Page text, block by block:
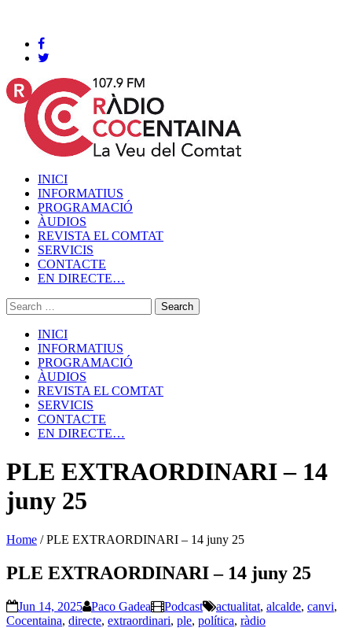
INICI
INFORMATIUS
PROGRAMACIÓ
ÀUDIOS
REVISTA EL COMTAT
SERVICIS
CONTACTE
EN DIRECTE…
INICI
INFORMATIUS
PROGRAMACIÓ
ÀUDIOS
REVISTA EL COMTAT
SERVICIS
CONTACTE
EN DIRECTE…
PLE EXTRAORDINARI – 14
juny 25
Home /PLE EXTRAORDINARI – 14 juny 25
PLE EXTRAORDINARI – 14 juny 25
Jun 14, 2025 Paco Gadea Podcast actualitat, alcalde, canvi,
Cocentaina, directe, extraordinari, ple, política, ràdio